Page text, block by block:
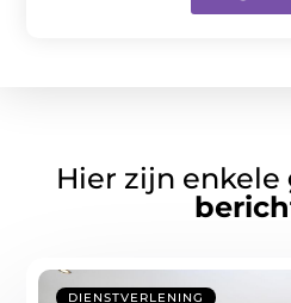
Hier zijn enkele
DIENSTVERLENING